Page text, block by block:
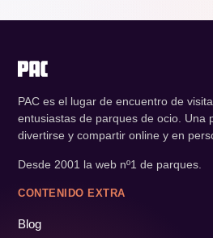
PAC es el lugar de encuentro de
entusiastas de parques de ocio. Una
divertirse y compartir online y en
Desde 2001 la web nº1 de parques.
CONTENIDO EXTRA
Blog